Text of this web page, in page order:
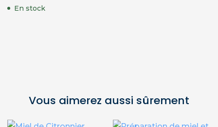
En stock
Vous aimerez aussi sûrement